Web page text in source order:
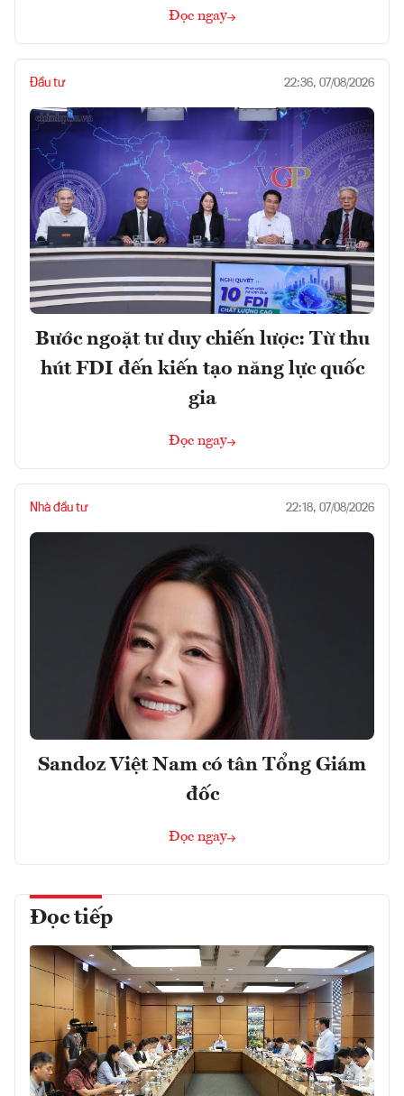
Đọc ngay
Đầu tư 22:36, 07/08/2026
Bước ngoặt tư duy chiến lược: Từ thu
hút FDI đến kiến tạo năng lực quốc
gia
Đọc ngay
Nhà đầu tư 22:18, 07/08/2026
Sandoz Việt Nam có tân Tổng Giám
đốc
Đọc ngay
Đọc tiếp